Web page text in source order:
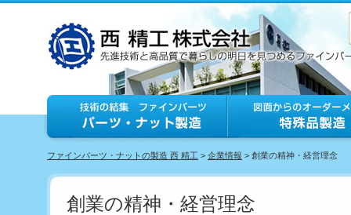
ファインパーツ・ナットの製造 西 精工 > 企業情報 > 創業の精神・経営理念
創業の精神・経営理念